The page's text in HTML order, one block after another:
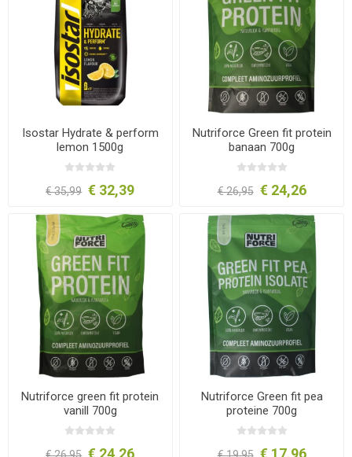
Isostar Hydrate & perform
lemon 1500g
€ 35,99 € 32,39
Nutriforce Green fit protein
banaan 700g
€ 26,95 € 24,26
Nutriforce green fit protein
vanill 700g
€ 24,26
Nutriforce Green fit pea
proteine 700g
€ 17,96